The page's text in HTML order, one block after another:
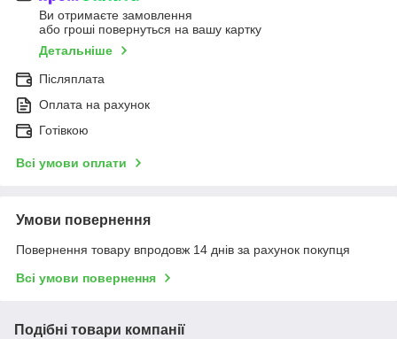
Ви отримаєте замовлення
або гроші повернуться на вашу картку
Детальніше
Післяплата
Оплата на рахунок
Готівкою
Всі умови оплати
Умови повернення
Повернення товару впродовж 14 днів за рахунок покупця
Всі умови повернення
Подібні товари компанії